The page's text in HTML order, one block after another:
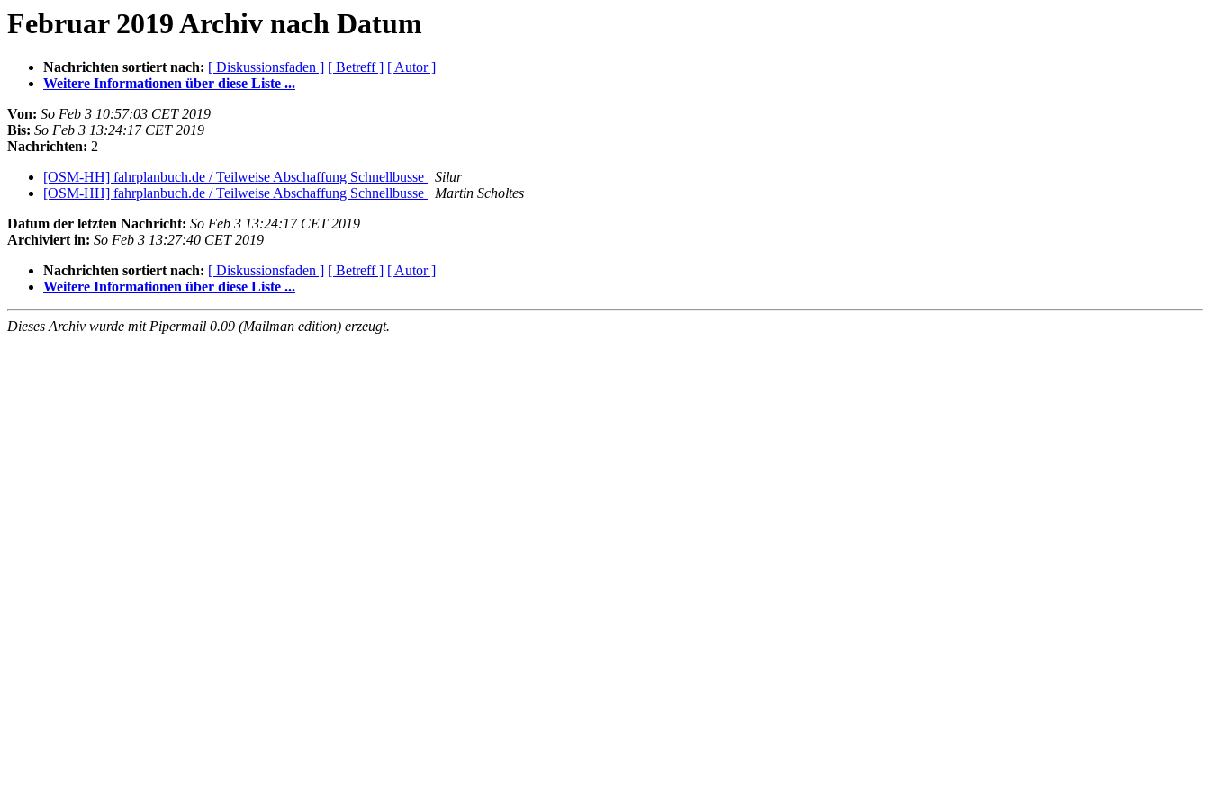
Februar 2019 Archiv nach Datum
Nachrichten sortiert nach: [ Diskussionsfaden ] [ Betreff ] [ Autor ]
Weitere Informationen über diese Liste ...
Von: So Feb 3 10:57:03 CET 2019
Bis: So Feb 3 13:24:17 CET 2019
Nachrichten: 2
[OSM-HH] fahrplanbuch.de / Teilweise Abschaffung Schnellbusse
Silur
[OSM-HH] fahrplanbuch.de / Teilweise Abschaffung Schnellbusse
Martin Scholtes
Datum der letzten Nachricht: So Feb 3 13:24:17 CET 2019
Archiviert in: So Feb 3 13:27:40 CET 2019
Nachrichten sortiert nach: [ Diskussionsfaden ] [ Betreff ] [ Autor ]
Weitere Informationen über diese Liste ...
Dieses Archiv wurde mit Pipermail 0.09 (Mailman edition) erzeugt.